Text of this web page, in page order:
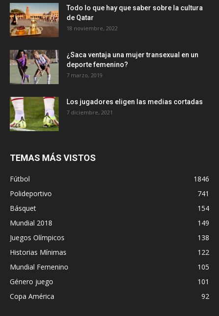
Todo lo que hay que saber sobre la cultura
de Qatar
18 noviembre, 2022
¿Saca ventaja una mujer transexual en un
deporte femenino?
7 marzo, 2019
Los jugadores eligen las medias cortadas
7 diciembre, 2021
TEMAS MÁS VISTOS
Fútbol
1846
Polideportivo
741
Básquet
154
Mundial 2018
149
Juegos Olímpicos
138
Historias Mínimas
122
Mundial Femenino
105
Género juego
101
Copa América
92